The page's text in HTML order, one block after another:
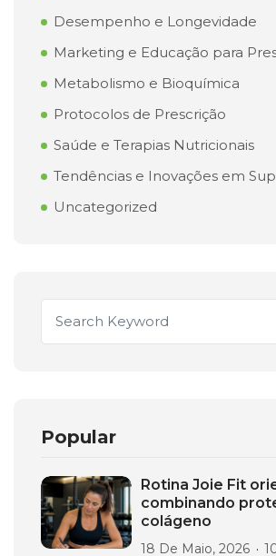
Desempenho e Longevidade
Marketing e Educação para
Metabolismo e Bioquímica
Protocolos de Prescrição
Saúde e Terapias Nutricionais
Tendências e Inovações em
Uncategorized
Popular
Rotina Joie Fit
combinando
colágeno
18 De Maio, 2026